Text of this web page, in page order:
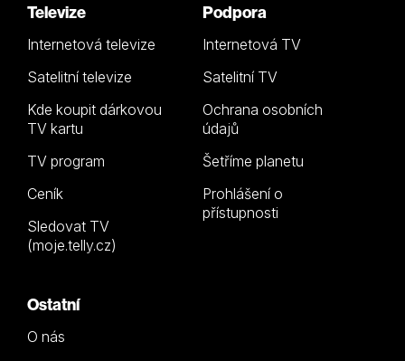
Televize
Internetová televize
Satelitní televize
Kde koupit dárkovou
TV kartu
TV program
Ceník
Sledovat TV
(moje.telly.cz)
Podpora
Internetová TV
Satelitní TV
Ochrana osobních
údajů
Šetříme planetu
Prohlášení o
přístupnosti
Ostatní
O nás